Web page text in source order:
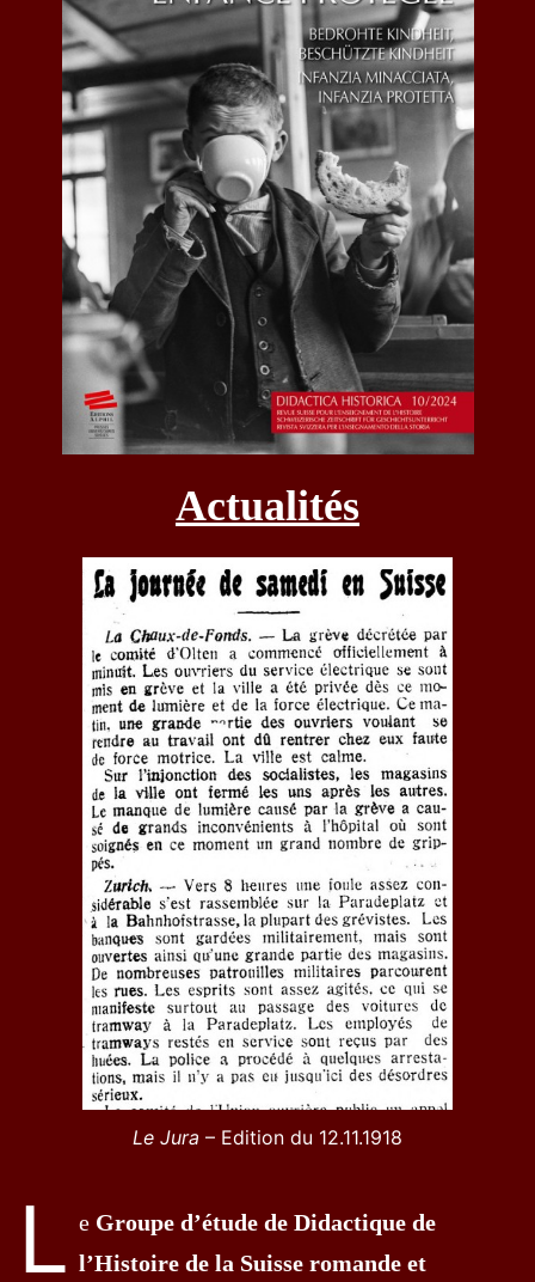
Actualités
Le Jura – Edition du 12.11.1918
L e Groupe d’étude de Didactique de
l’Histoire de la Suisse romande et